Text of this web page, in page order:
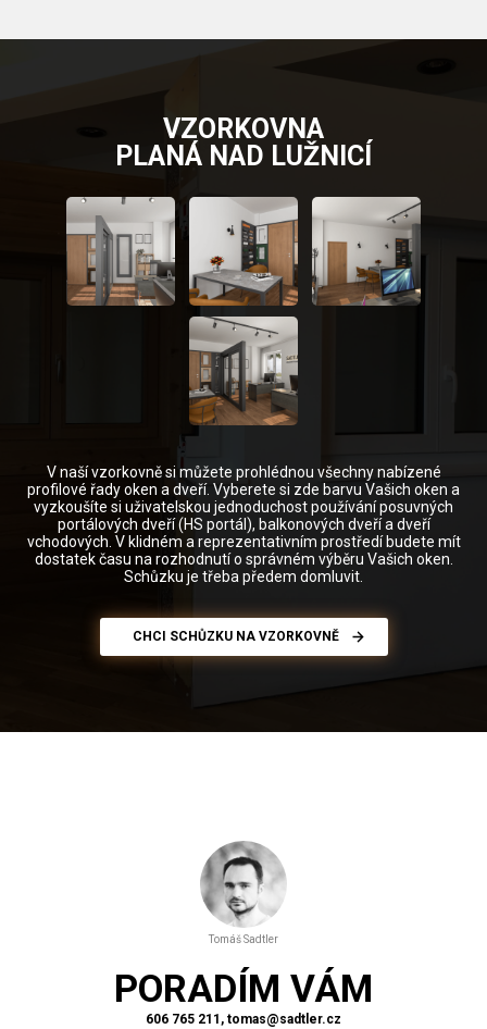
VZORKOVNA
PLANÁ NAD LUŽNICÍ
V naší vzorkovně si můžete prohlédnou všechny nabízené
profilové řady oken a dveří. Vyberete si zde barvu Vašich oken a
vyzkoušíte si uživatelskou jednoduchost používání posuvných
portálových dveří (HS portál), balkonových dveří a dveří
vchodových. V klidném a reprezentativním prostředí budete mít
dostatek času na rozhodnutí o správném výběru Vašich oken.
Schůzku je třeba předem domluvit.
CHCI SCHŮZKU NA VZORKOVNĚ
Tomáš Sadtler
PORADÍM VÁM
606 765 211, tomas@sadtler.cz